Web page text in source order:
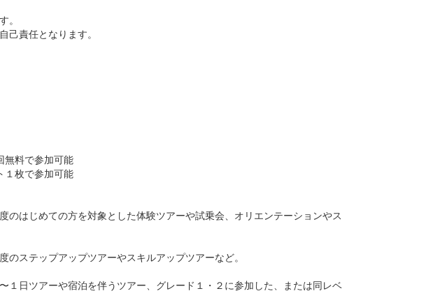
。
己責任となります。
無料で参加可能
１枚で参加可能
はじめての方を対象とした体験ツアーや試乗会、オリエンテーションやス
ステップアップツアーやスキルアップツアーなど。
１日ツアーや宿泊を伴うツアー、グレード１・２に参加した、または同レベ